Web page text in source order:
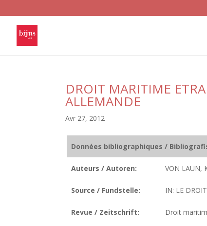
DROIT MARITIME
ALLEMANDE
Avr 27, 2012
Données bibliographiques /
Auteurs / Autoren: VON LAUN,
Source / Fundstelle: IN: LE
Revue / Zeitschrift: Droit